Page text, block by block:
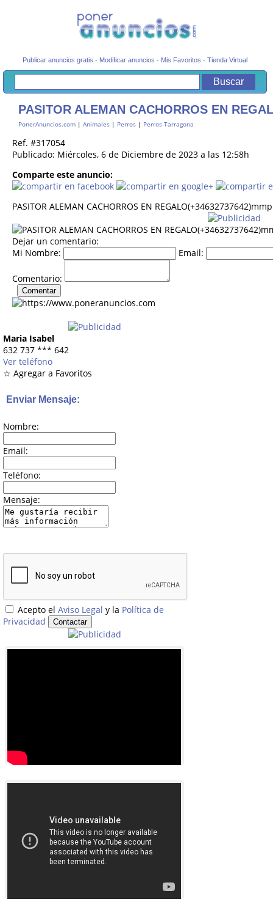
Publicar anuncios gratis - Modificar anuncios - Mis Favoritos -Tienda Virtual
PASITOR ALEMAN CACHORROS EN
PonerAnuncios.com | Animales | Perros | Perros Tarragona
Ref. #317054
Publicado: Miércoles, 6 de Diciembre de 2023 a las 12:58h
Comparte este anuncio:
PASITOR ALEMAN CACHORROS EN
Dejar un comentario:
Mi Nombre:
Email:
Comentario:
Maria Isabel
632 737 *** 642
Ver teléfono
☆ Agregar a Favoritos
Enviar Mensaje:
Nombre:
Email:
Teléfono:
Mensaje:
Acepto el Aviso Legal y la Política de
Privacidad